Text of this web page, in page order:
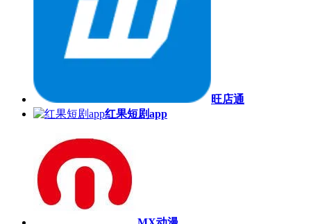
旺店通
红果短剧app